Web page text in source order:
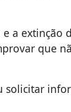
a extinção
que